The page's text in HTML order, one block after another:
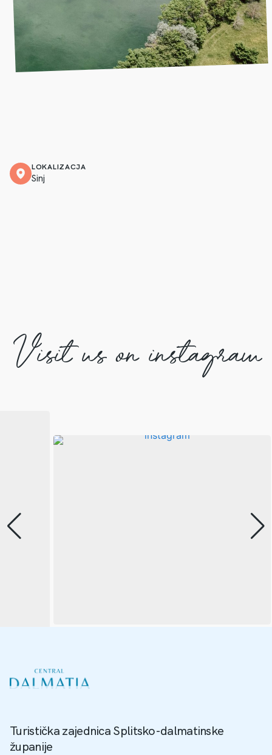
LOKALIZACJA
Sinj
Visit us on instagram
Turistička zajednica Splitsko-dalmatinske
županije